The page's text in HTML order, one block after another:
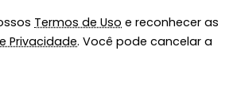
Termos de Uso e reconhecer as
Privacidade. Você pode cancelar a